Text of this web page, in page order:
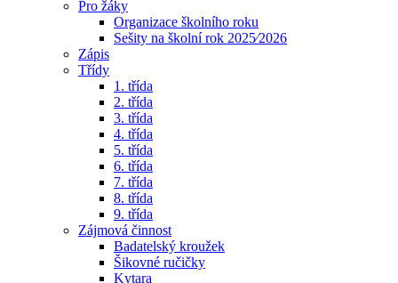
Pro žáky
Organizace školního roku
Sešity na školní rok 2025⁄2026
Zápis
Třídy
1. třída
2. třída
3. třída
4. třída
5. třída
6. třída
7. třída
8. třída
9. třída
Zájmová činnost
Badatelský kroužek
Šikovné ručičky
Kytara